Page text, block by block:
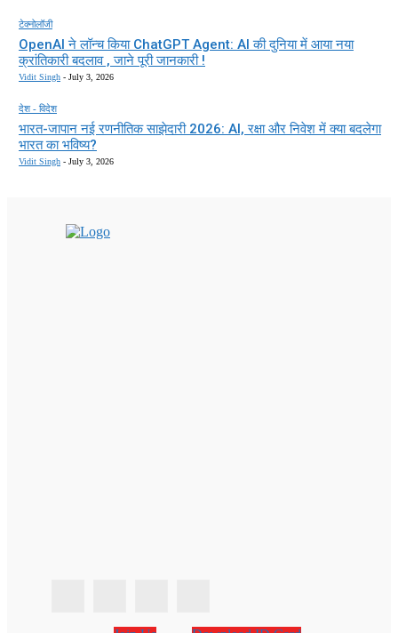
टेक्नोलॉजी
OpenAI ने लॉन्च किया ChatGPT Agent: AI की दुनिया में आया नया
क्रांतिकारी बदलाव , जाने पूरी जानकारी !
Vidit Singh - July 3, 2026
देश - विदेश
भारत-जापान नई रणनीतिक साझेदारी 2026: AI, रक्षा और निवेश में क्या बदलेगा
भारत का भविष्य?
Vidit Singh - July 3, 2026